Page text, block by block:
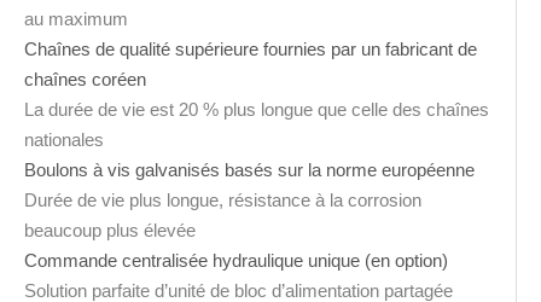
au maximum
Chaînes de qualité supérieure fournies par un fabricant de
chaînes coréen
La durée de vie est 20 % plus longue que celle des chaînes
nationales
Boulons à vis galvanisés basés sur la norme européenne
Durée de vie plus longue, résistance à la corrosion
beaucoup plus élevée
Commande centralisée hydraulique unique (en option)
Solution parfaite d’unité de bloc d’alimentation partagée